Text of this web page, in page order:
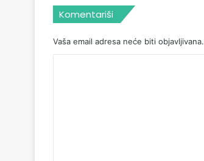
Komentariši
Vaša email adresa neće biti objavljivana.